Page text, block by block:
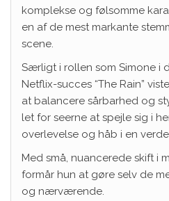
komplekse og følsomme
en af de mest markante
scene.
Særligt i rollen som Simone i
Netflix-succes “The Rain”
at balancere sårbarhed og
let for seerne at spejle sig i
overlevelse og håb i en
Med små, nuancerede skift i
formår hun at gøre selv de
og nærværende.